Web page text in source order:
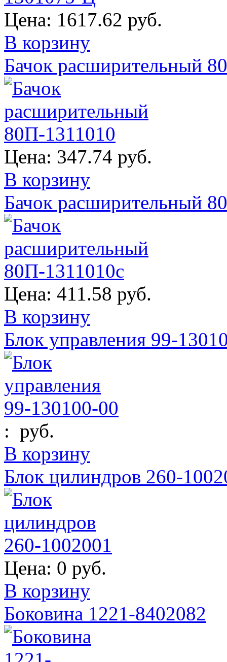
Цена: 1617.62 руб.
В корзину
Бачок расширительный
Цена: 347.74 руб.
В корзину
Бачок расширительный
Цена: 411.58 руб.
В корзину
Блок управления 99-
: руб.
В корзину
Блок цилиндров 260-
Цена: 0 руб.
В корзину
Боковина 1221-8402082